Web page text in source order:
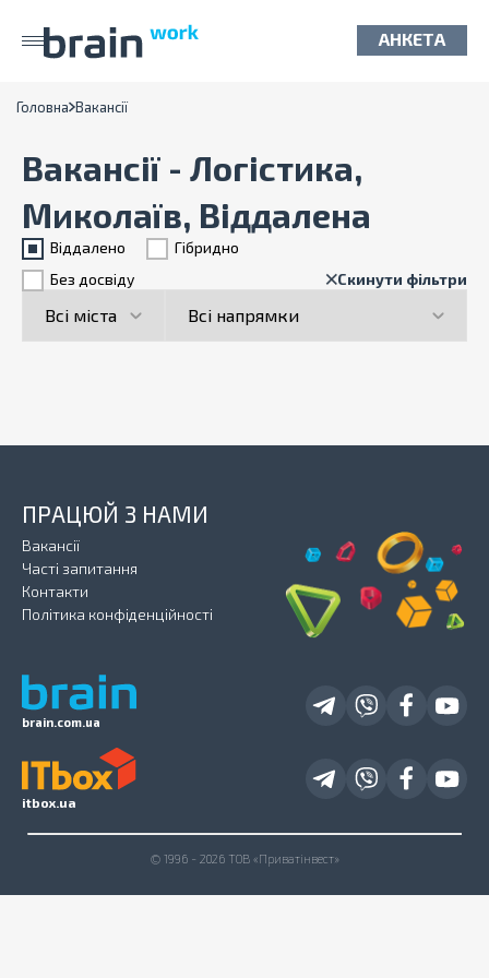
АНКЕТА
Головна Вакансії
Вакансії - Логістика,
Миколаїв, Віддалена
Віддалено
Гiбридно
Без досвіду
Скинути фільтри
brain.com.ua
ПРАЦЮЙ З НАМИ
Вакансії
Часті запитання
Контакти
Політика конфіденційності
itbox.ua
© 1996 - 2026 ТОВ «Приватінвест»